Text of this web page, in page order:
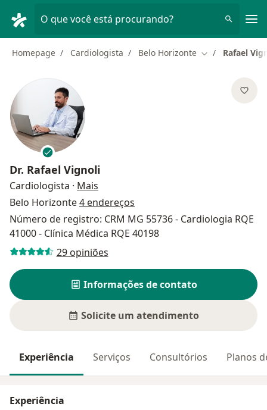
O que você está procurando?
Homepage Cardiologista Belo Horizonte Mudar de
Rafael
Dr. Rafael Vignoli
Cardiologista · Mais
Belo Horizonte4 endereços
Número de registro: CRM MG 55736 - Cardiologia RQE
41000 - Clínica Médica RQE 40198
29 opiniões
Informações de contato
Solicite um atendimento
Experiência Serviços Consultórios Planos
Experiência